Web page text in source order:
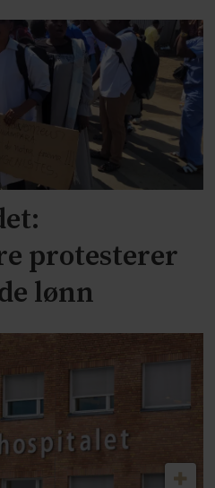
protesterer
lønn